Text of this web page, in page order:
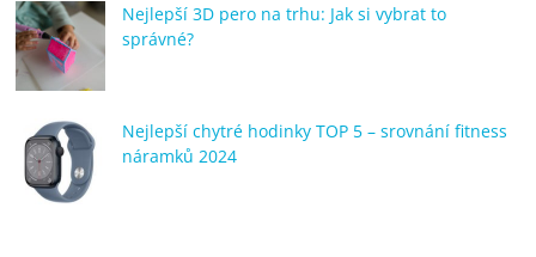
Nejlepší 3D pero na trhu: Jak si vybrat to
správné?
Nejlepší chytré hodinky TOP 5 – srovnání fitness
náramků 2024